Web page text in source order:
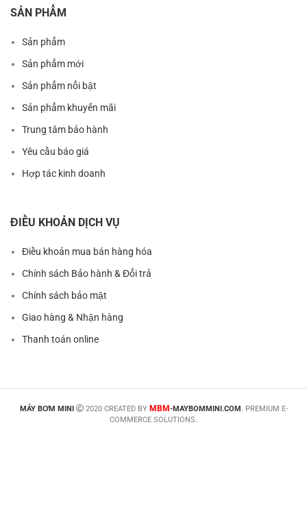
SẢN PHẨM
Sản phẩm
Sản phẩm mới
Sản phẩm nổi bật
Sản phẩm khuyến mãi
Trung tâm bảo hành
Yêu cầu báo giá
Hợp tác kinh doanh
ĐIỀU KHOẢN DỊCH VỤ
Điều khoản mua bán hàng hóa
Chính sách Bảo hành & Đổi trả
Chính sách bảo mật
Giao hàng & Nhận hàng
Thanh toán online
MÁY BƠM MINI 2020 CREATED BY MBM-MAYBOMMINI.COM . PREMIUM E-
COMMERCE SOLUTIONS.